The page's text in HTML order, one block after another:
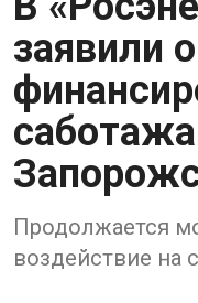
заявили о
Продолжается
воздействие на